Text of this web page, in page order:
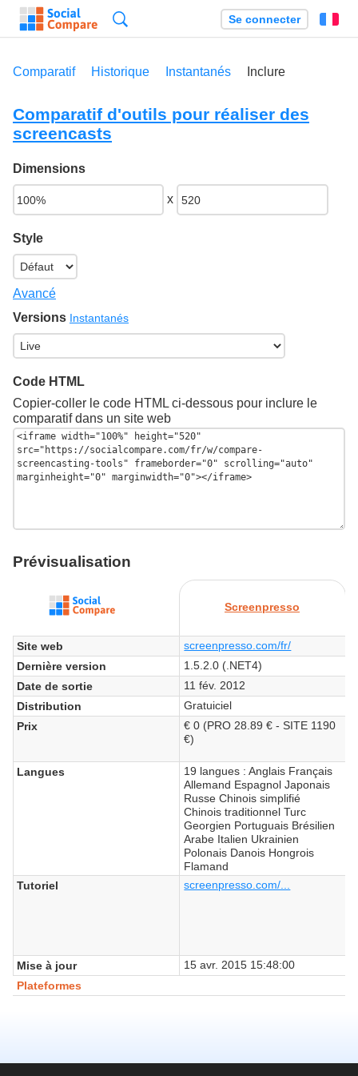
Se connecter
Comparatif Historique Instantanés Inclure
Comparatif d'outils pour réaliser des
screencasts
Dimensions
x
Style
Avancé
Versions Instantanés
Code HTML
Copier-coller le code HTML ci-dessous pour inclure le
comparatif dans un site web
Prévisualisation